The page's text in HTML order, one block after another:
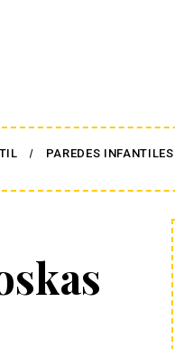
PAREDES INFANTILES